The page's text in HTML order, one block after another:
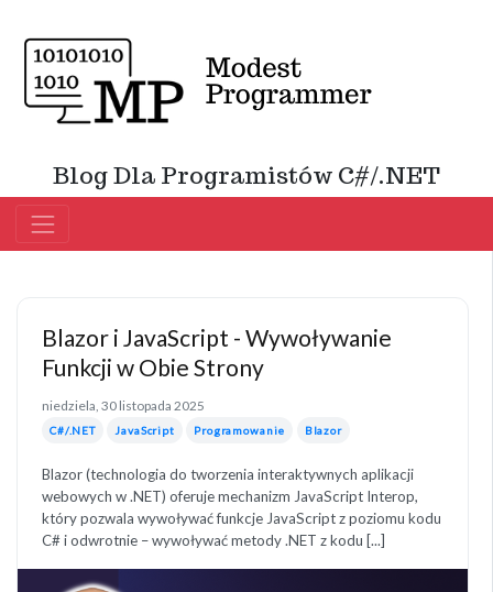
Blog Dla Programistów C#/.NET
Blazor i JavaScript - Wywoływanie
Funkcji w Obie Strony
niedziela, 30 listopada 2025
C#/.NET JavaScript Programowanie Blazor
Blazor (technologia do tworzenia interaktywnych aplikacji
webowych w .NET) oferuje mechanizm JavaScript Interop,
który pozwala wywoływać funkcje JavaScript z poziomu kodu
C# i odwrotnie – wywoływać metody .NET z kodu [...]